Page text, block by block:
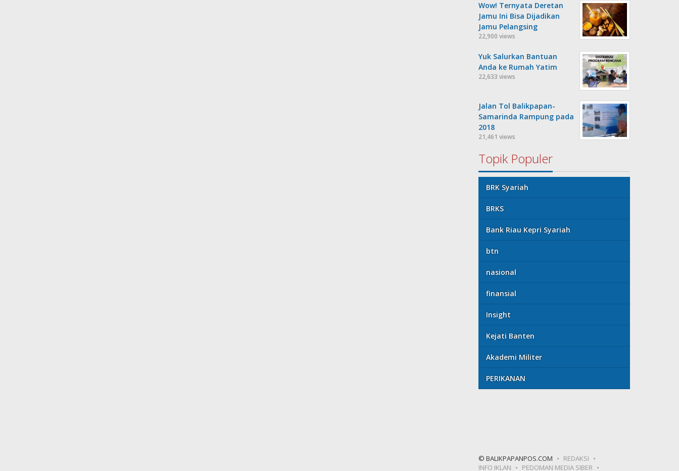
Wow! Ternyata Deretan
Jamu Ini Bisa Dijadikan
Jamu Pelangsing
22,900 views
Yuk Salurkan Bantuan
Anda ke Rumah Yatim
22,633 views
Jalan Tol Balikpapan-
Samarinda Rampung pada
2018
21,461 views
Topik Populer
BRK Syariah
BRKS
Bank Riau Kepri Syariah
btn
nasional
finansial
Insight
Kejati Banten
Akademi Militer
PERIKANAN
© BALIKPAPANPOS.COM
REDAKSI
INFO IKLAN
PEDOMAN MEDIA SIBER